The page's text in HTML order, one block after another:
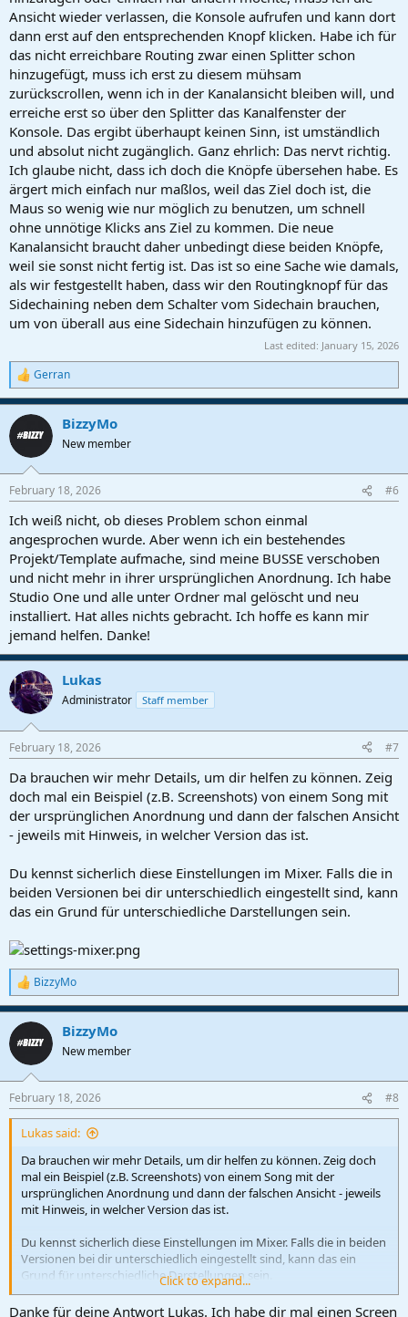
Ansicht wieder verlassen, die Konsole aufrufen und kann dort
dann erst auf den entsprechenden Knopf klicken. Habe ich für
das nicht erreichbare Routing zwar einen Splitter schon
hinzugefügt, muss ich erst zu diesem mühsam
zurückscrollen, wenn ich in der Kanalansicht bleiben will, und
erreiche erst so über den Splitter das Kanalfenster der
Konsole. Das ergibt überhaupt keinen Sinn, ist umständlich
und absolut nicht zugänglich. Ganz ehrlich: Das nervt richtig.
Ich glaube nicht, dass ich doch die Knöpfe übersehen habe. Es
ärgert mich einfach nur maßlos, weil das Ziel doch ist, die
Maus so wenig wie nur möglich zu benutzen, um schnell
ohne unnötige Klicks ans Ziel zu kommen. Die neue
Kanalansicht braucht daher unbedingt diese beiden Knöpfe,
weil sie sonst nicht fertig ist. Das ist so eine Sache wie damals,
als wir festgestellt haben, dass wir den Routingknopf für das
Sidechaining neben dem Schalter vom Sidechain brauchen,
um von überall aus eine Sidechain hinzufügen zu können.
Last edited: January 15, 2026
R
e
a
c
t
i
s
Gerran
BizzyMo
New member
February 18, 2026 #6
Ich weiß nicht, ob dieses Problem schon einmal
angesprochen wurde. Aber wenn ich ein bestehendes
Projekt/Template aufmache, sind meine BUSSE verschoben
und nicht mehr in ihrer ursprünglichen Anordnung. Ich habe
Studio One und alle unter Ordner mal gelöscht und neu
installiert. Hat alles nichts gebracht. Ich hoffe es kann mir
jemand helfen. Danke!
Lukas
Administrator Staff member
February 18, 2026 #7
Da brauchen wir mehr Details, um dir helfen zu können. Zeig
doch mal ein Beispiel (z.B. Screenshots) von einem Song mit
der ursprünglichen Anordnung und dann der falschen Ansicht
- jeweils mit Hinweis, in welcher Version das ist.
Du kennst sicherlich diese Einstellungen im Mixer. Falls die in
beiden Versionen bei dir unterschiedlich eingestellt sind, kann
das ein Grund für unterschiedliche Darstellungen sein.
R
e
a
c
t
i
s
:
BizzyMo
BizzyMo
New member
February 18, 2026 #8
Lukas said:
Da brauchen wir mehr Details, um dir helfen zu können. Zeig doch
mal ein Beispiel (z.B. Screenshots) von einem Song mit der
ursprünglichen Anordnung und dann der falschen Ansicht - jeweils
mit Hinweis, in welcher Version das ist.
Du kennst sicherlich diese Einstellungen im Mixer. Falls die in beiden
Versionen bei dir unterschiedlich eingestellt sind, kann das ein
Grund für unterschiedliche Darstellungen sein.
View attachment 3151
Click to expand...
Danke für deine Antwort Lukas. Ich habe dir mal einen Screen